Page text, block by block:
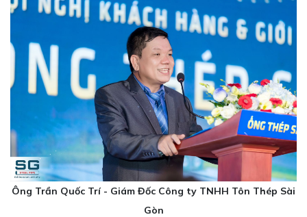
Ông Trần Quốc Trí - Giám Đốc Công ty TNHH Tôn Thép Sài
Gòn